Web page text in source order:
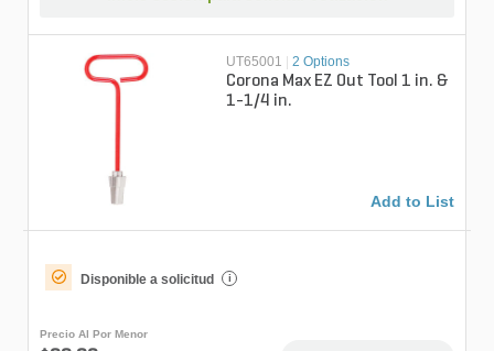
UT65001 | 2 Options
Corona Max EZ Out Tool 1 in. &
1-1/4 in.
Add to List
Disponible a solicitud i
Precio Al Por Menor